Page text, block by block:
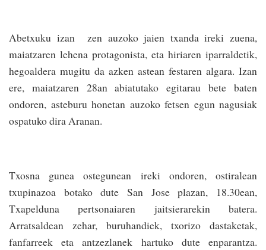
Abetxuku izan zen auzoko jaien txanda ireki zuena,
maiatzaren lehena protagonista, eta hiriaren iparraldetik,
hegoaldera mugitu da azken astean festaren algara. Izan
ere, maiatzaren 28an abiatutako egitarau bete baten
ondoren, asteburu honetan auzoko fetsen egun nagusiak
ospatuko dira Aranan.
Txosna gunea ostegunean ireki ondoren, ostiralean
txupinazoa botako dute San Jose plazan, 18.30ean,
Txapelduna pertsonaiaren jaitsierarekin batera.
Arratsaldean zehar, buruhandiek, txorizo dastaketak,
fanfarreek eta antzezlanek hartuko dute enparantza.